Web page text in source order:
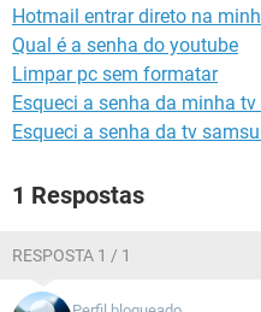
Hotmail entrar direto na
Qual é a senha do youtube
Limpar pc sem formatar
Esqueci a senha da minha
Esqueci a senha da tv
1 Respostas
RESPOSTA 1 / 1